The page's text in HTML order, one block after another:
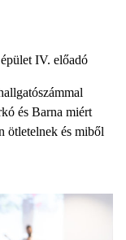
IV. előadó
és Barna miért
ötletelnek és miből